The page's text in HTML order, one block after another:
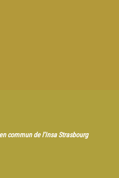
commun de l’Insa Strasbourg